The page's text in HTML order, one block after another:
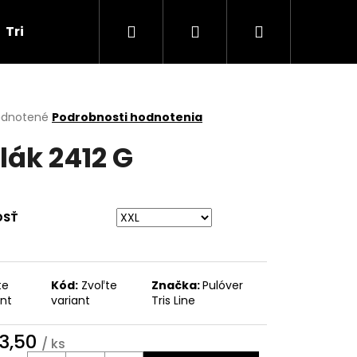
Tričká Darčekové poukážky
Hľadať PrihlásenieNákupný
Podrobnosti hodnotenia
2412 G
Kód: Zvoľte
variant
Značka:Pulóver
Tris Line
/ ks